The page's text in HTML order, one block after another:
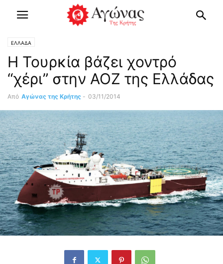
ΕΛΛΑΔΑ
Η Τουρκία βάζει χοντρό
“χέρι” στην ΑΟΖ της Ελλάδας
Από Αγώνας της Κρήτης - 03/11/2014